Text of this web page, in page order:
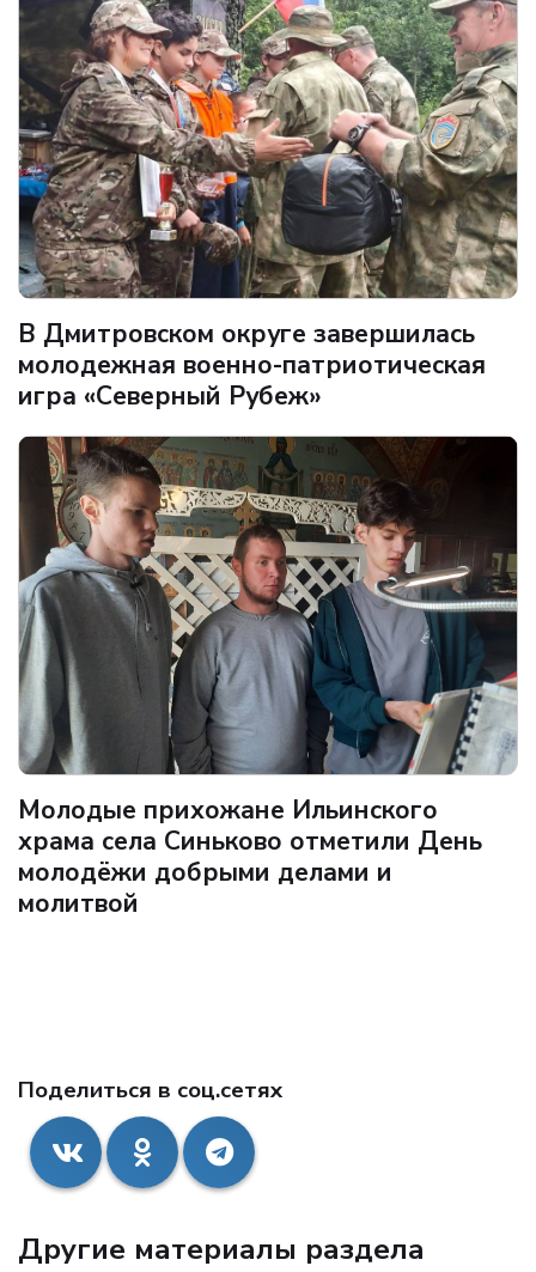
В Дмитровском округе завершилась
молодежная военно-патриотическая
игра «Северный Рубеж»
Молодые прихожане Ильинского
храма села Синьково отметили День
молодёжи добрыми делами и
молитвой
Поделиться в соц.сетях
Другие материалы раздела